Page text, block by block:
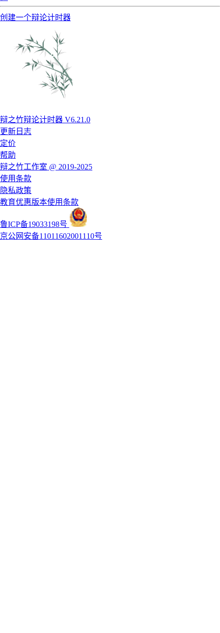
创建一个辩论计时器
辩之竹辩论计时器 V6.21.0
更新日志
定价
帮助
辩之竹工作室 @ 2019-2025
使用条款
隐私政策
教育优惠版本使用条款
鲁ICP备19033198号
京公网安备11011602001110号